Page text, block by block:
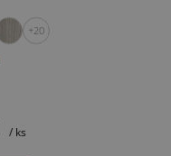
+20
/ ks